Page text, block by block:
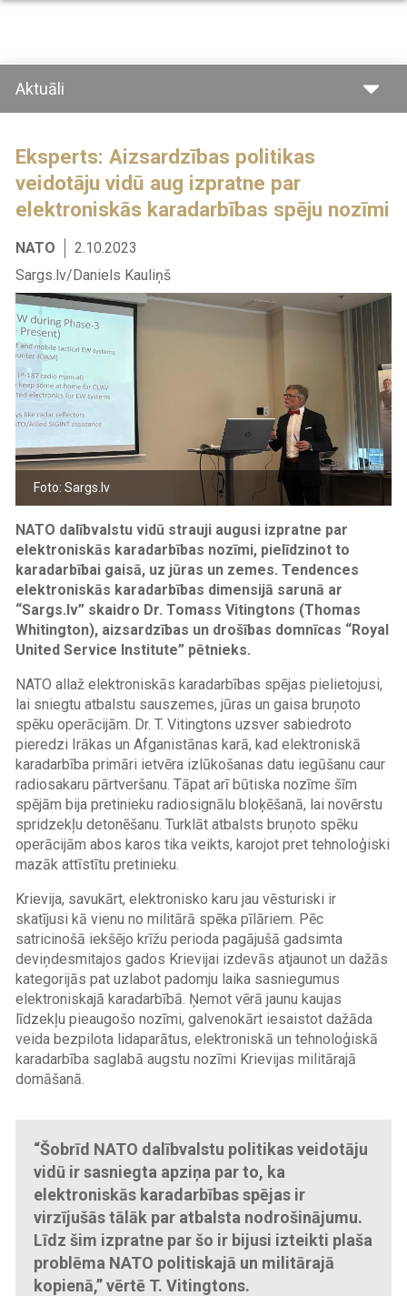
Pārlekt
saturu
Aktuāli
Eksperts: Aizsardzības politikas
veidotāju vidū aug izpratne par
elektroniskās karadarbības spēju nozīmi
NATO
2.10.2023
Sargs.lv/Daniels Kauliņš
Foto: Sargs.lv
NATO dalībvalstu vidū strauji augusi izpratne par
elektroniskās karadarbības nozīmi, pielīdzinot to
karadarbībai gaisā, uz jūras un zemes. Tendences
elektroniskās karadarbības dimensijā sarunā ar
“Sargs.lv” skaidro Dr. Tomass Vitingtons (Thomas
Whitington), aizsardzības un drošības domnīcas “Royal
United Service Institute” pētnieks.
NATO allaž elektroniskās karadarbības spējas pielietojusi,
lai sniegtu atbalstu sauszemes, jūras un gaisa bruņoto
spēku operācijām. Dr. T. Vitingtons uzsver sabiedroto
pieredzi Irākas un Afganistānas karā, kad elektroniskā
karadarbība primāri ietvēra izlūkošanas datu iegūšanu caur
radiosakaru pārtveršanu. Tāpat arī būtiska nozīme šīm
spējām bija pretinieku radiosignālu bloķēšanā, lai novērstu
spridzekļu detonēšanu. Turklāt atbalsts bruņoto spēku
operācijām abos karos tika veikts, karojot pret tehnoloģiski
mazāk attīstītu pretinieku.
Krievija, savukārt, elektronisko karu jau vēsturiski ir
skatījusi kā vienu no militārā spēka pīlāriem. Pēc
satricinošā iekšējo krīžu perioda pagājušā gadsimta
deviņdesmitajos gados Krievijai izdevās atjaunot un dažās
kategorijās pat uzlabot padomju laika sasniegumus
elektroniskajā karadarbībā. Ņemot vērā jaunu kaujas
līdzekļu pieaugošo nozīmi, galvenokārt iesaistot dažāda
veida bezpilota lidaparātus, elektroniskā un tehnoloģiskā
karadarbība saglabā augstu nozīmi Krievijas militārajā
domāšanā.
“Šobrīd NATO dalībvalstu politikas veidotāju
vidū ir sasniegta apziņa par to, ka
elektroniskās karadarbības spējas ir
virzījušās tālāk par atbalsta nodrošinājumu.
Līdz šim izpratne par šo ir bijusi izteikti plaša
problēma NATO politiskajā un militārajā
kopienā,” vērtē T. Vitingtons.